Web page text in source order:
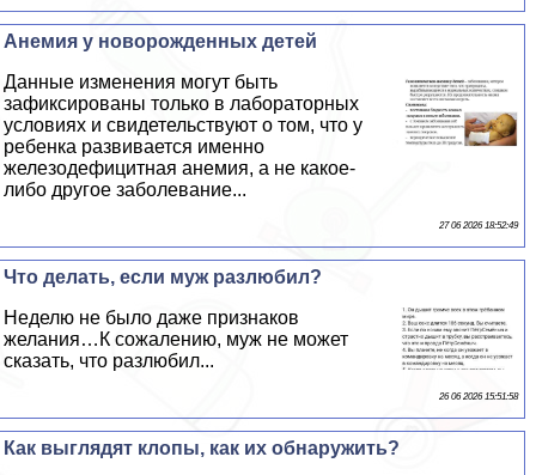
Анемия у новорожденных детей
Данные изменения могут быть
зафиксированы только в лабораторных
условиях и свидетельствуют о том, что у
ребенка развивается именно
железодефицитная анемия, а не какое-
либо другое заболевание...
27 06 2026 18:52:49
Что делать, если муж разлюбил?
Неделю не было даже признаков
желания…К сожалению, муж не может
сказать, что разлюбил...
26 06 2026 15:51:58
Как выглядят клопы, как их обнаружить?